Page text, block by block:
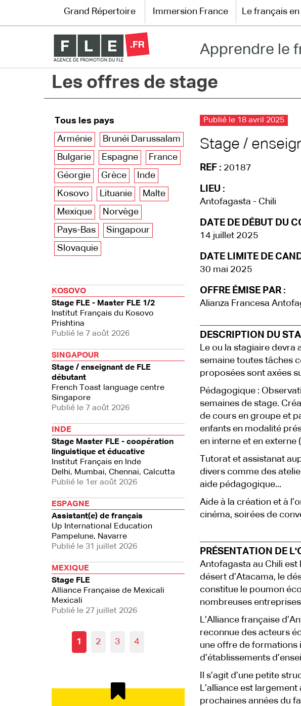
Grand Répertoire
Immersion France
Les pages PRO
Grand Répertoire Immersion France Le français
Apprendre le
Les offres de stage
Tous les pays
Arménie
Brunéi Darussalam
Bulgarie
Espagne
France
Géorgie
Grèce
Inde
Kosovo
Lituanie
Malte
Mexique
Norvège
Pays-Bas
Singapour
Slovaquie
KOSOVO
Stage FLE - Master FLE 1/2
Institut Français du Kosovo
Prishtina
Publié le 7 août 2026
SINGAPOUR
Stage / enseignant de FLE
débutant
French Toast language centre
Singapore
Publié le 7 août 2026
INDE
Stage Master FLE - coopération
linguistique et éducative
Institut Français en Inde
Delhi, Mumbai, Chennai, Calcutta
Publié le 1er août 2026
ESPAGNE
Assistant(e) de français
Up International Education
Pampelune, Navarre
Publié le 31 juillet 2026
MEXIQUE
Stage FLE
Alliance Française de Mexicali
Mexicali
Publié le 27 juillet 2026
1 2 3 4
Publié le 18 avril 2025
Stage /
REF : 20187
LIEU :
Antofagasta - Chili
DATE DE DÉBUT DU
14 juillet 2025
DATE LIMITE DE
30 mai 2025
OFFRE ÉMISE PAR :
Alianza Francesa
DESCRIPTION DU
Le ou la stagiaire devra
semaine toutes tâches
proposées sont axées
Pédagogique :
semaines de stage.
de cours en groupe et
enfants en modalité
en interne et en externe
Tutorat et assistanat
divers comme des
aide pédagogique...
Aide à la création et à
cinéma, soirées de
PRÉSENTATION DE
Antofagasta au Chili est
désert d’Atacama, le
constitue le poumon
nombreuses
L’Alliance française
reconnue des acteurs
une offre de formations
d’établissements
Il s’agit d’une petite
L’alliance est
prochaines années du